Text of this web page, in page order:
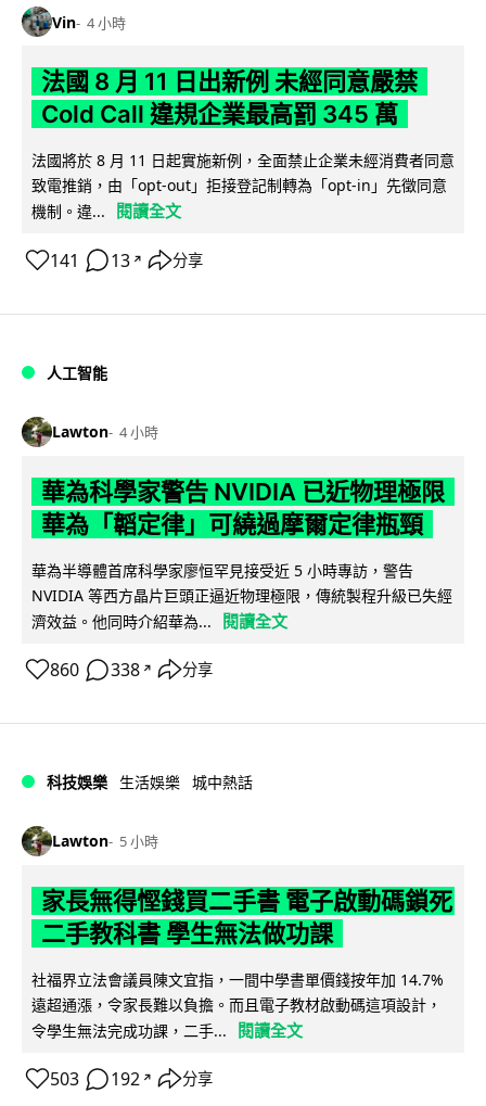
Vin 4 小時
法國 8 月 11 日出新例 未經同意嚴禁
Cold Call 違規企業最高罰 345 萬
法國將於 8 月 11 日起實施新例，全面禁止企業未經消費者同意
致電推銷，由「opt-out」拒接登記制轉為「opt-in」先徵同意
機制。違...
閱讀全文
141 13 ↗ 分享
人工智能
Lawton 4 小時
華為科學家警告 NVIDIA 已近物理極限
華為「韜定律」可繞過摩爾定律瓶頸
華為半導體首席科學家廖恒罕見接受近 5 小時專訪，警告
NVIDIA 等西方晶片巨頭正逼近物理極限，傳統製程升級已失經
濟效益。他同時介紹華為...
閱讀全文
860 338 ↗ 分享
科技娛樂 生活娛樂 城中熱話
Lawton 5 小時
家長無得慳錢買二手書 電子啟動碼鎖死
二手教科書 學生無法做功課
社福界立法會議員陳文宜指，一間中學書單價錢按年加 14.7%
遠超通漲，令家長難以負擔。而且電子教材啟動碼這項設計，
令學生無法完成功課，二手...
閱讀全文
503 192 ↗ 分享